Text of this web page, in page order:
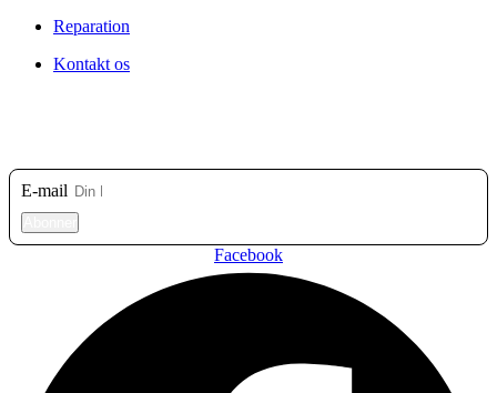
Reparation
Kontakt os
E-mail
Facebook